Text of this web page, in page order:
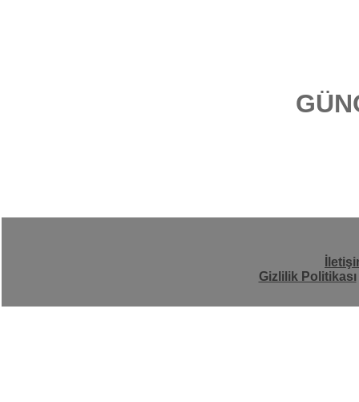
Gizlilik Politikası